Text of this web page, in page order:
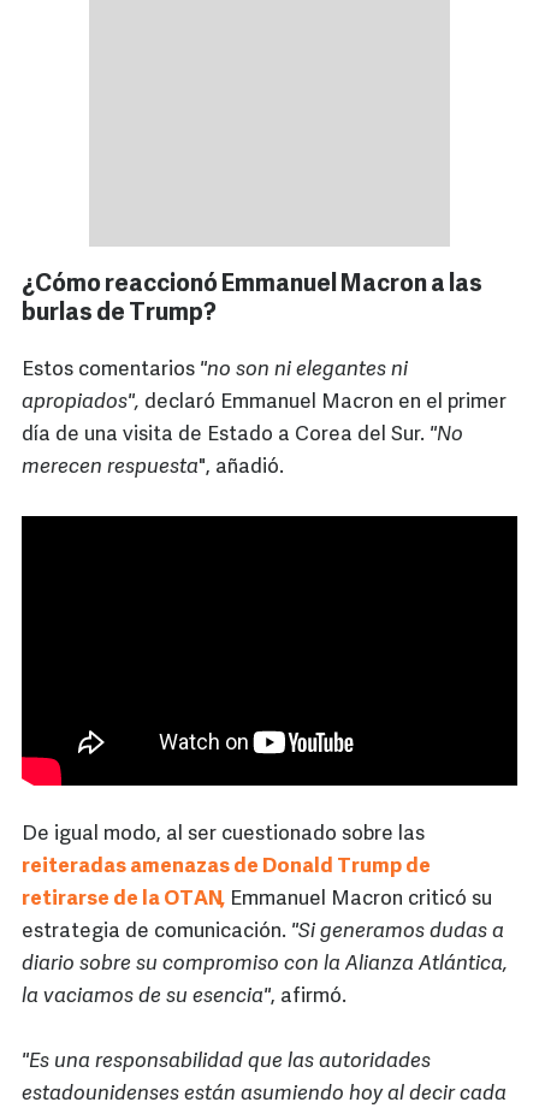
¿Cómo reaccionó Emmanuel Macron a las
burlas de Trump?
Estos comentarios "no son ni elegantes ni
apropiados", declaró Emmanuel Macron en el primer
día de una visita de Estado a Corea del Sur. "No
merecen respuesta", añadió.
De igual modo, al ser cuestionado sobre las
reiteradas amenazas de Donald Trump de
retirarse de la OTAN, Emmanuel Macron criticó su
estrategia de comunicación. "Si generamos dudas a
diario sobre su compromiso con la Alianza Atlántica,
la vaciamos de su esencia", afirmó.
"Es una responsabilidad que las autoridades
estadounidenses están asumiendo hoy al decir cada